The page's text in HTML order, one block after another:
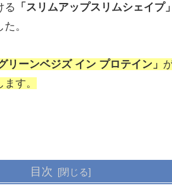
る 「スリムアップスリムシェイプ」
。
リーンベジズ イン プロテイン」
す。
目次